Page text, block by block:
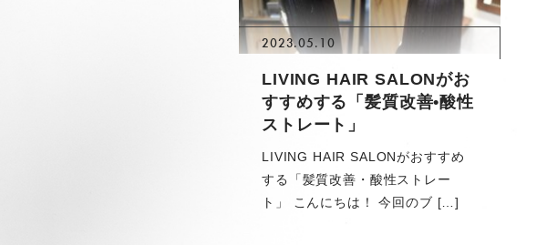
2023.05.10
LIVING HAIR SALONがお
すすめする「髪質改善•酸性
ストレート」
LIVING HAIR SALONがおすすめ
する「髪質改善・酸性ストレー
ト」 こんにちは！ 今回のブ […]